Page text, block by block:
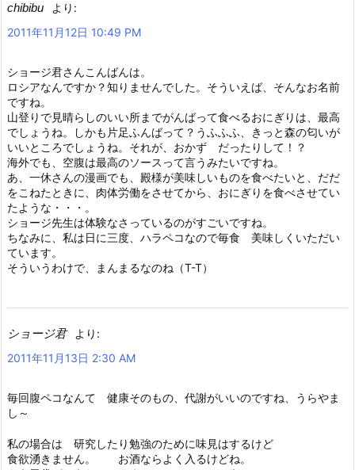
chibibu
より:
2011年11月12日 10:49 PM
ショージ君さんこんばんは。
ロシアなんですか？知りませんでした。そういえば、そんなお名前
ですね。
山登りで見晴らしのいい所までがんばって食べるおにぎりは、最高
でしょうね。しかも片足ふんばって？うふふふ、きっと森の匂いが
いいところでしょうね。それが、おかず だったりして！？
海外でも、空腹は最高のソースって言うみたいですね。
あ、一休さんの漫画でも、殿様が美味しいものを食べたいと、だだ
をこねたときに、肉体労働をさせてから、おにぎりを食べさせてい
たような・・・。
ショージ先生は体験なさっているのがすごいですね。
ちなみに、私は日に三度、ハラペコなので毎食 美味しくいただい
ています。
そういうわけで、まんまるなのね（T-T）
ショージ君
より:
2011年11月13日 2:30 AM
毎回腹ペコなんて 健康そのもの、代謝がいいのですね、うらやま
し～
私の場合は 研究したり勉強のために味見はするけど
食欲湧きません。 お酒ならよく入るけどね。